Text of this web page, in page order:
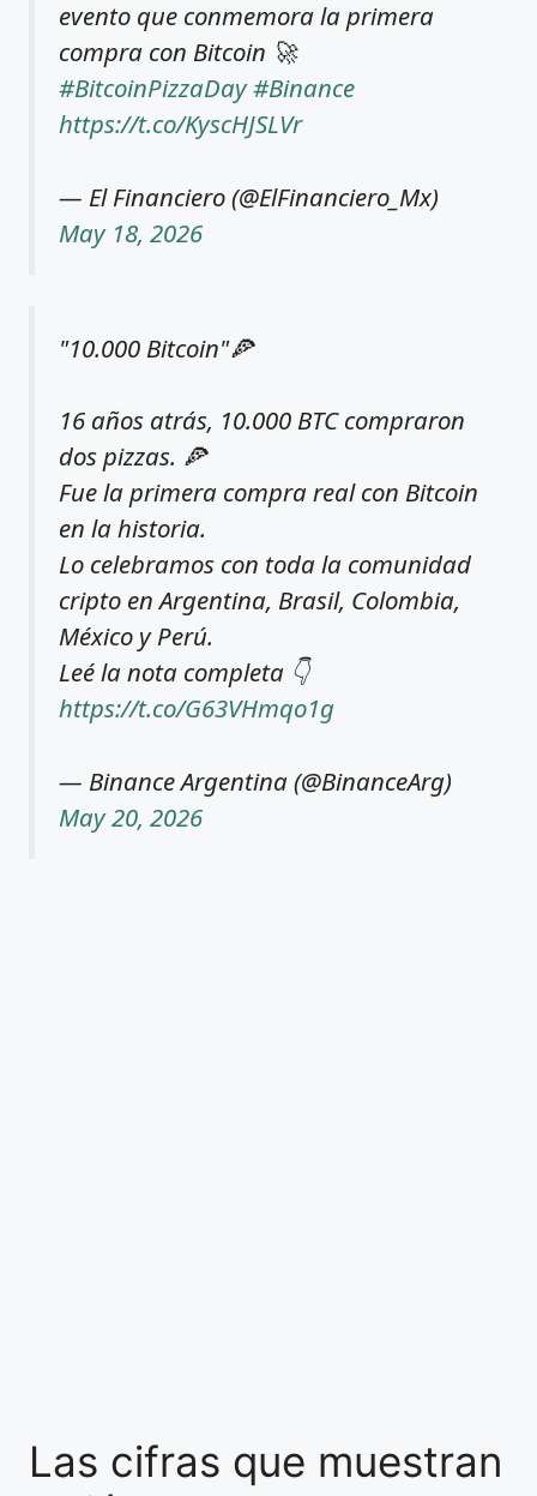
evento que conmemora la primera
compra con Bitcoin 🚀
#BitcoinPizzaDay#Binance
https://t.co/KyscHJSLVr
— El Financiero (@ElFinanciero_Mx)
May 18, 2026
"10.000 Bitcoin"🍕
16 años atrás, 10.000 BTC compraron
dos pizzas. 🍕
Fue la primera compra real con Bitcoin
en la historia.
Lo celebramos con toda la comunidad
cripto en Argentina, Brasil, Colombia,
México y Perú.
Leé la nota completa 👇
https://t.co/G63VHmqo1g
— Binance Argentina (@BinanceArg)
May 20, 2026
Las cifras que muestran